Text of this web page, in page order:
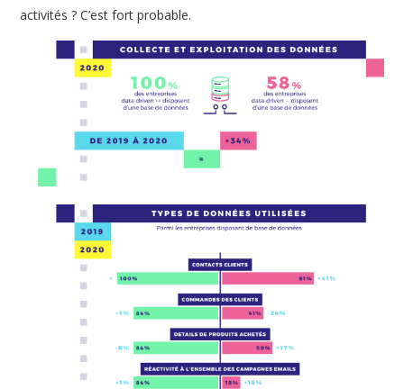
activités ? C’est fort probable.